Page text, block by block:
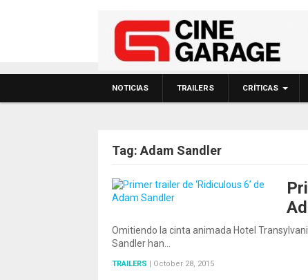
NOTICIAS TRAILERS CRÍTICAS
Tag: Adam Sandler
Omitiendo la cinta animada Hotel
Sandler han…
TRAILERS | October 28, 2015